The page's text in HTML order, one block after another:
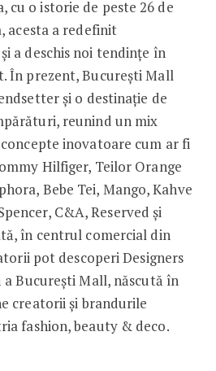
cu o istorie de peste 26 de
acesta a redefinit
a deschis noi tendințe în
În prezent, București Mall
și o destinație de
reunind un mix
inovatoare cum ar fi
Hilfiger, Teilor Orange
Bebe Tei, Mango, Kahve
C&A, Reserved și
în centrul comercial din
pot descoperi Designers
București Mall, născută în
creatorii și brandurile
fashion, beauty & deco.